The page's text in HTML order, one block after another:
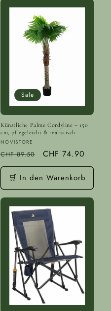
Sale
Künstliche Palme Cordyline – 150
cm, pflegeleicht & realistisch
Anbieter:
NOVISTORE
Normaler
Preis
CHF 89.50 Verkaufspreis
CHF 74.90
🛒 In den Warenkorb